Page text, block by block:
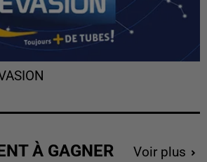
À GAGNER Voir plus